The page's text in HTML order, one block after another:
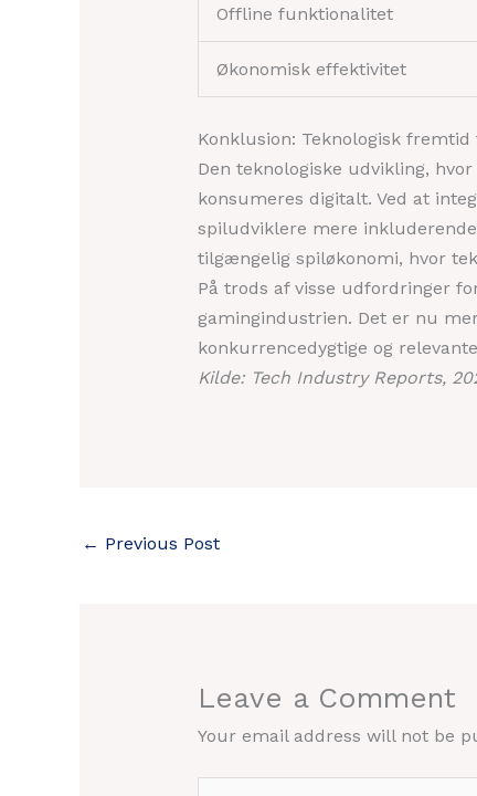
Offline funktionalitet
Økonomisk effektivitet
Konklusion: Teknologisk
Den teknologiske udvikling,
konsumeres digitalt. Ved at
spiludviklere mere
tilgængelig spiløkonomi, hvor
På trods af visse udfordringer
gamingindustrien. Det er nu
konkurrencedygtige og
Kilde: Tech Industry Reports,
← Previous Post
Leave a Comment
Your email address will not be